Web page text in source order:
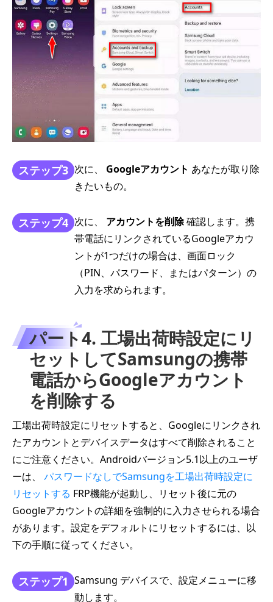
ステップ3 次に、 Googleアカウント あなたが取り除
きたいもの。
ステップ4 次に、 アカウントを削除確認します。携
帯電話にリンクされているGoogleアカウ
ントが1つだけの場合は、画面ロック
（PIN、パスワード、またはパターン）の
入力を求められます。
パート4. 工場出荷時設定にリ
セットしてSamsungの携帯
電話からGoogleアカウント
を削除する
工場出荷時設定にリセットすると、Googleにリンクされ
たアカウントとデバイスデータはすべて削除されること
にご注意ください。Androidバージョン5.1以上のユーザ
ーは、 パスワードなしでSamsungを工場出荷時設定に
リセットする FRP機能が起動し、リセット後に元の
Googleアカウントの詳細を強制的に入力させられる場合
があります。設定をデフォルトにリセットするには、以
下の手順に従ってください。
ステップ1 Samsung デバイスで、設定メニューに移
動します。